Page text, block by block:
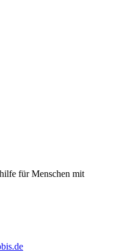
für Menschen mit